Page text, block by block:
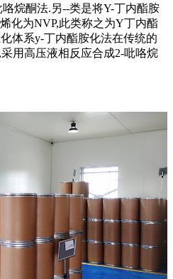
烷酮法.另--类是将Y-丁内酯胺
化为NVP,此类称之为Y丁内酯
体系y-丁内酯胺化法在传统的
用高压液相反应合成2-吡咯烷